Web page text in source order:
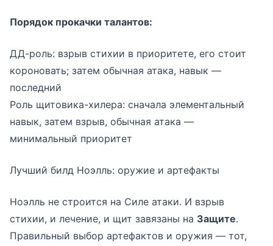
Порядок прокачки талантов:
ДД-роль: взрыв стихии в приоритете, его стоит
короновать; затем обычная атака, навык —
последний
Роль щитовика-хилера: сначала элементальный
навык, затем взрыв, обычная атака —
минимальный приоритет
Лучший билд Ноэлль: оружие и артефакты
Ноэлль не строится на Силе атаки. И взрыв
стихии, и лечение, и щит завязаны на Защите.
Правильный выбор артефактов и оружия — тот,